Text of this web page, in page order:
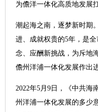
为儋洋一体化高质地发展
潮起海之南，逐梦新时期
进、成就权贵的5年，是
念、应酬新挑战，为斥地
儋州洋浦一体化发展作出
2022年5月9日，《中共海
州洋浦一体化发展的多少